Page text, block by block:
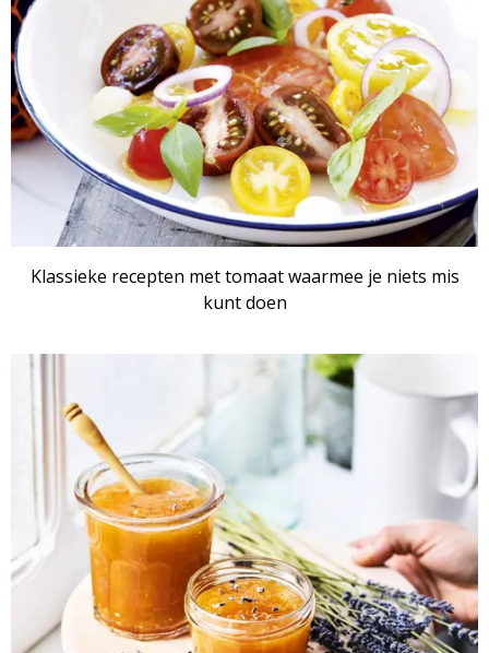
Klassieke recepten met tomaat waarmee je niets mis
kunt doen